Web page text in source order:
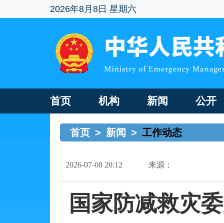
2026年8月8日 星期六
首页 机构 新闻 公开
首页 > 新闻 > 工作动态
2026-07-08 20:12 来源：
国家防减救灾